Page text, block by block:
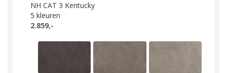
NH CAT 3 Kentucky
5 kleuren
2.859,-